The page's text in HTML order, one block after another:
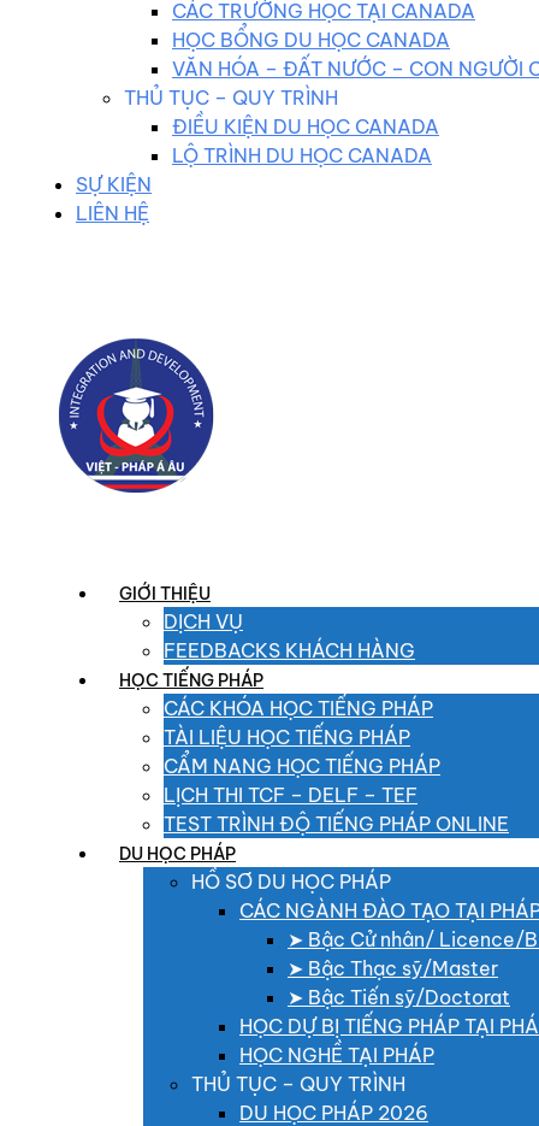
CÁC TRƯỜNG HỌC TẠI CANADA
HỌC BỔNG DU HỌC CANADA
VĂN HÓA – ĐẤT NƯỚC – CON NGƯỜI
THỦ TỤC – QUY TRÌNH
ĐIỀU KIỆN DU HỌC CANADA
LỘ TRÌNH DU HỌC CANADA
SỰ KIỆN
LIÊN HỆ
GIỚI THIỆU
DỊCH VỤ
FEEDBACKS KHÁCH HÀNG
HỌC TIẾNG PHÁP
CÁC KHÓA HỌC TIẾNG PHÁP
TÀI LIỆU HỌC TIẾNG PHÁP
CẨM NANG HỌC TIẾNG PHÁP
LỊCH THI TCF – DELF – TEF
TEST TRÌNH ĐỘ TIẾNG PHÁP ONLINE
DU HỌC PHÁP
HỒ SƠ DU HỌC PHÁP
CÁC NGÀNH ĐÀO TẠO TẠI
➤ Bậc Cử nhân/ Licence/
➤ Bậc Thạc sỹ/Master
➤ Bậc Tiến sỹ/Doctorat
HỌC DỰ BỊ TIẾNG PHÁP TẠI
HỌC NGHỀ TẠI PHÁP
THỦ TỤC – QUY TRÌNH
DU HỌC PHÁP 2026